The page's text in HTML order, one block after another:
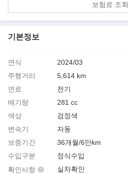
보험료 조회
기본정보
연식
2024/03
주행거리
5,614 km
연료
전기
배기량
281 cc
색상
검정색
변속기
자동
보증기간
36개월/6만km
수입구분
정식수입
확인사항
실차확인